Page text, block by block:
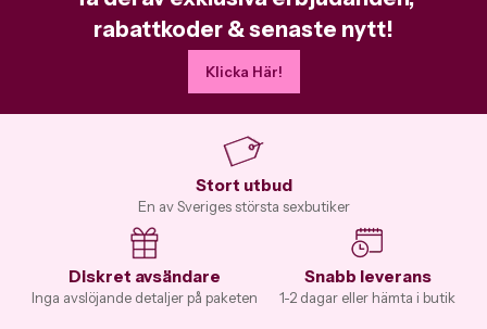
rabattkoder & senaste nytt!
Klicka Här!
Stort utbud
En av Sveriges största sexbutiker
Diskret avsändare
Inga avslöjande detaljer på paketen
Snabb leverans
1-2 dagar eller hämta i butik